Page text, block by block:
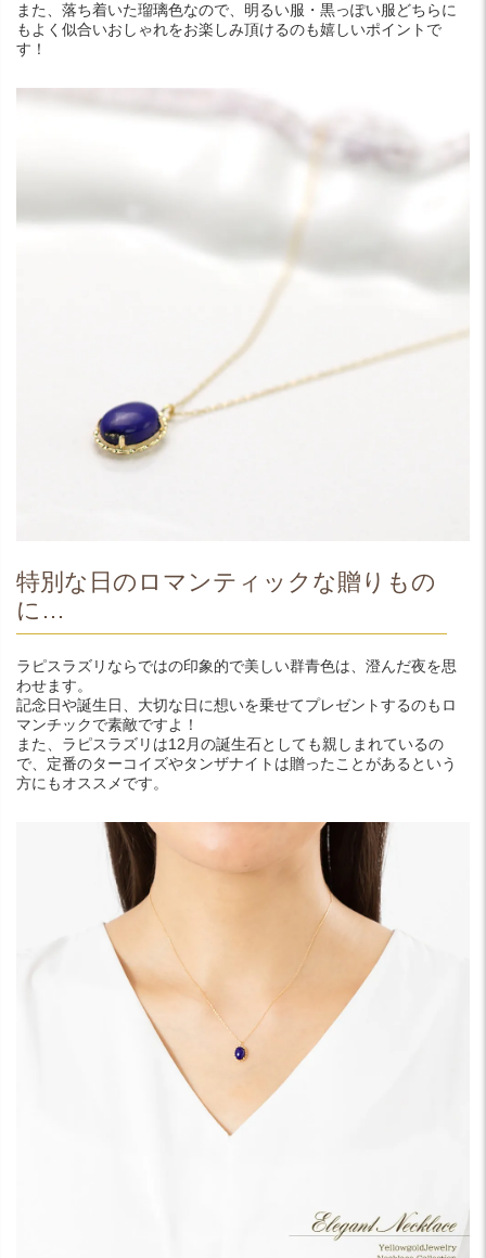
また、落ち着いた瑠璃色なので、明るい服・黒っぽい服どちらに
もよく似合いおしゃれをお楽しみ頂けるのも嬉しいポイントで
す！
特別な日のロマンティックな贈りもの
に…
ラピスラズリならではの印象的で美しい群青色は、澄んだ夜を思
わせます。
記念日や誕生日、大切な日に想いを乗せてプレゼントするのもロ
マンチックで素敵ですよ！
また、ラピスラズリは12月の誕生石としても親しまれているの
で、定番のターコイズやタンザナイトは贈ったことがあるという
方にもオススメです。